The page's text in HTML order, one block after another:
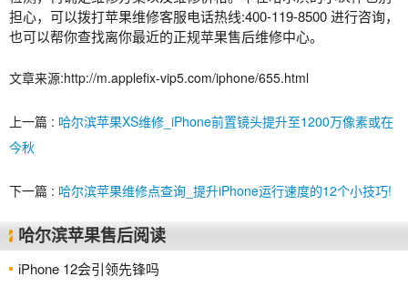
担心，可以拨打苹果维修客服电话热线:400-119-8500 进行咨询，
也可以帮你查找离你最近的正规苹果售后维修中心。
文章来源:http://m.applefix-vip5.com/iphone/655.html
上一篇 : 哈尔滨苹果XS维修_iPhone前置镜头提升至1200万像素或在
今秋
下一篇 : 哈尔滨苹果维修点查询_提升iPhone运行速度的12个小技巧!
哈尔滨苹果售后阅读
iPhone 12会引领先锋吗